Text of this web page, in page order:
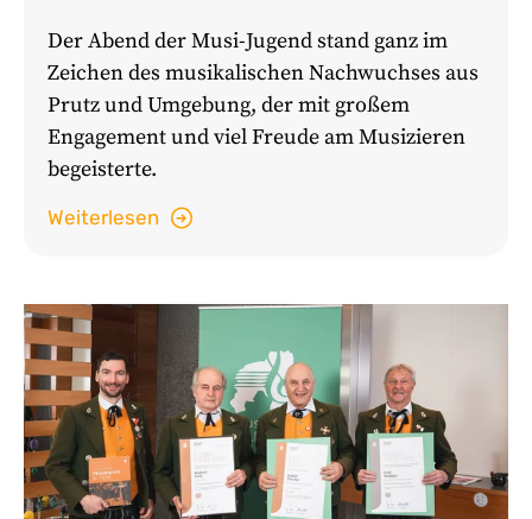
Der Abend der Musi-Jugend stand ganz im
Zeichen des musikalischen Nachwuchses aus
Prutz und Umgebung, der mit großem
Engagement und viel Freude am Musizieren
begeisterte.
Weiterlesen